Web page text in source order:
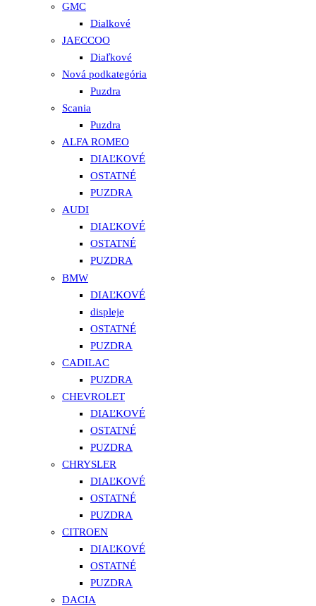
GMC
Dialkové
JAECCOO
Diaľkové
Nová podkategória
Puzdra
Scania
Puzdra
ALFA ROMEO
DIAĽKOVÉ
OSTATNÉ
PUZDRA
AUDI
DIAĽKOVÉ
OSTATNÉ
PUZDRA
BMW
DIAĽKOVÉ
displeje
OSTATNÉ
PUZDRA
CADILAC
PUZDRA
CHEVROLET
DIAĽKOVÉ
OSTATNÉ
PUZDRA
CHRYSLER
DIAĽKOVÉ
OSTATNÉ
PUZDRA
CITROEN
DIAĽKOVÉ
OSTATNÉ
PUZDRA
DACIA